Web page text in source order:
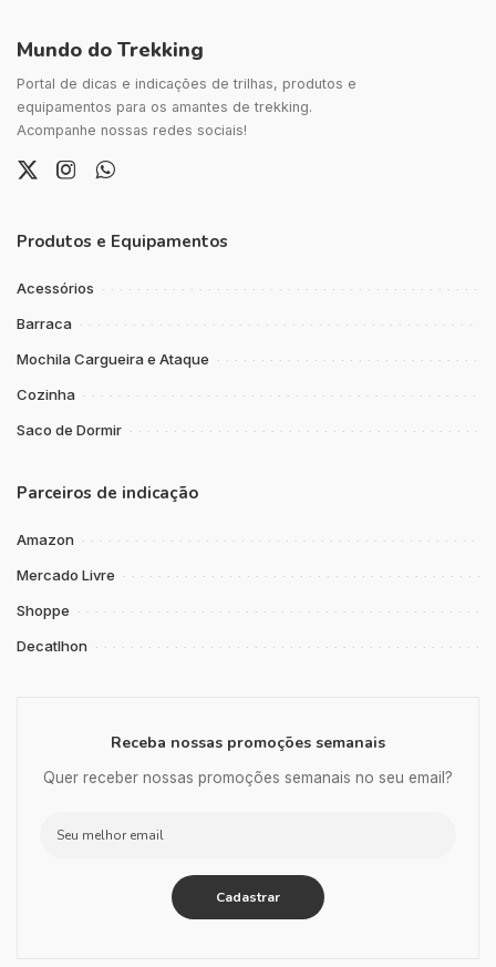
Mundo do Trekking
Portal de dicas e indicações de trilhas, produtos e
equipamentos para os amantes de trekking.
Acompanhe nossas redes sociais!
Produtos e Equipamentos
Acessórios
Barraca
Mochila Cargueira e Ataque
Cozinha
Saco de Dormir
Parceiros de indicação
Amazon
Mercado Livre
Shoppe
Decatlhon
Receba nossas promoções semanais
Quer receber nossas promoções semanais no seu email?